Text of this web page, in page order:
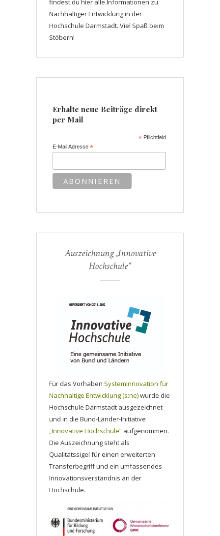
findest du hier alle Informationen zu
Nachhaltiger Entwicklung in der
Hochschule Darmstadt. Viel Spaß beim
Stöbern!
Erhalte neue Beiträge direkt
per Mail
* Pflichtfeld
E-Mail Adresse*
Auszeichnung „Innovative
Hochschule“
Für das Vorhaben Systeminnovation für
Nachhaltige Entwicklung (s:ne)wurde die
Hochschule Darmstadt ausgezeichnet
und in die Bund-Länder-Initiative
„Innovative Hochschule“ aufgenommen.
Die Auszeichnung steht als
Qualitätssigel für einen erweiterten
Transferbegriff und ein umfassendes
Innovationsverständnis an der
Hochschule.